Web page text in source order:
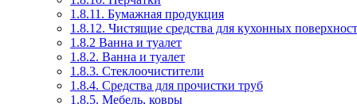
1.8.11. Бумажная продукция
1.8.12. Чистящие средства для кухонных
1.8.2 Ванна и туалет
1.8.2. Ванна и туалет
1.8.3. Стеклоочистители
1.8.4. Средства для прочистки труб
1.8.5. Мебель, ковры